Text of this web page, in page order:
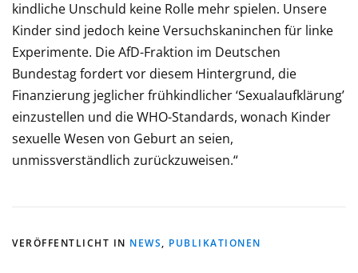
kindliche Unschuld keine Rolle mehr spielen. Unsere
Kinder sind jedoch keine Versuchskaninchen für linke
Experimente. Die AfD-Fraktion im Deutschen
Bundestag fordert vor diesem Hintergrund, die
Finanzierung jeglicher frühkindlicher ‘Sexualaufklärung’
einzustellen und die WHO-Standards, wonach Kinder
sexuelle Wesen von Geburt an seien,
unmissverständlich zurückzuweisen.“
VERÖFFENTLICHT IN NEWS, PUBLIKATIONEN